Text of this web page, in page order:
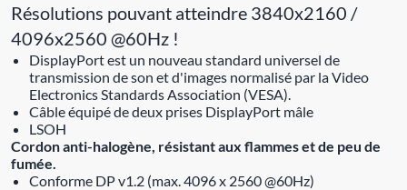
Résolutions pouvant atteindre 3840x2160 /
4096x2560 @60Hz !
DisplayPort est un nouveau standard universel de
transmission de son et d'images normalisé par la Video
Electronics Standards Association (VESA).
Câble équipé de deux prises DisplayPort mâle
LSOH
Cordon anti-halogène, résistant aux flammes et de peu de
fumée.
Conforme DP v1.2 (max. 4096 x 2560 @60Hz)